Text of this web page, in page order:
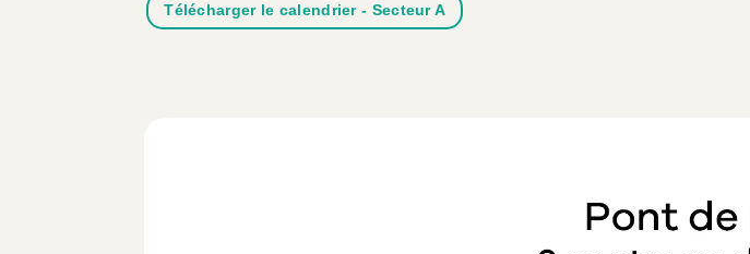
Télécharger le calendrier - Secteur A